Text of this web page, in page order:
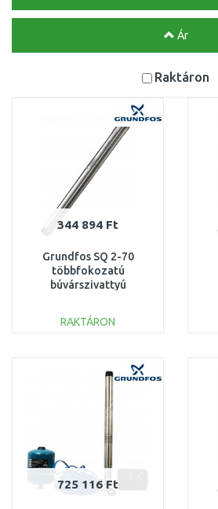
Ár
Raktáron
344 894 Ft
Grundfos SQ 2-70
többfokozatú
búvárszivattyú
RAKTÁRON
Összehasonlítás
725 116 Ft